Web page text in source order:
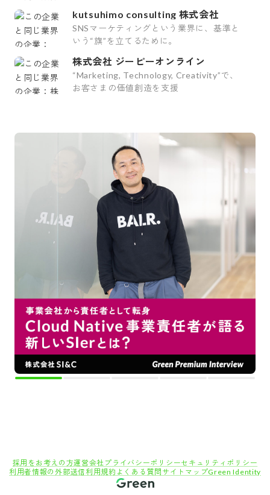
kutsuhimo consulting 株式会社
SNSマーケティングという業界に、基準と
いう“旗”を立てるために。
株式会社 ジーピーオンライン
“Marketing, Technology, Creativity”で、
お客さまの価値創造を支援
採用をお考えの方運営会社 プライバシーポリシーセキュリティポリシー
利用者情報の外部送信利用規約 よくある質問 サイトマップGreen Identity